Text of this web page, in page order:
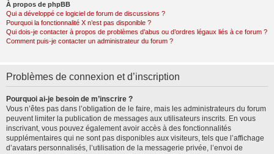
À propos de phpBB
Qui a développé ce logiciel de forum de discussions ?
Pourquoi la fonctionnalité X n’est pas disponible ?
Qui dois-je contacter à propos de problèmes d’abus ou d’ordres légaux liés à ce forum ?
Comment puis-je contacter un administrateur du forum ?
Problèmes de connexion et d’inscription
Pourquoi ai-je besoin de m’inscrire ?
Vous n’êtes pas dans l’obligation de le faire, mais les administrateurs du forum
peuvent limiter la publication de messages aux utilisateurs inscrits. En vous
inscrivant, vous pouvez également avoir accès à des fonctionnalités
supplémentaires qui ne sont pas disponibles aux visiteurs, tels que l’affichage
d’avatars personnalisés, l’utilisation de la messagerie privée, l’envoi de